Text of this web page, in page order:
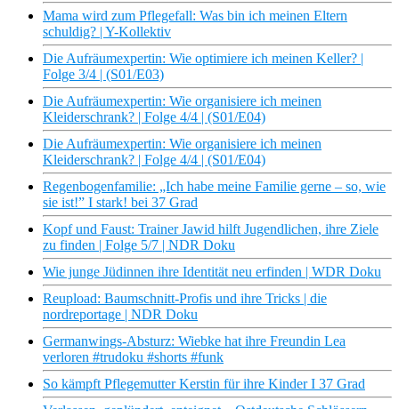
Mama wird zum Pflegefall: Was bin ich meinen Eltern
schuldig? | Y-Kollektiv
Die Aufräumexpertin: Wie optimiere ich meinen Keller? |
Folge 3/4 | (S01/E03)
Die Aufräumexpertin: Wie organisiere ich meinen
Kleiderschrank? | Folge 4/4 | (S01/E04)
Die Aufräumexpertin: Wie organisiere ich meinen
Kleiderschrank? | Folge 4/4 | (S01/E04)
Regenbogenfamilie: „Ich habe meine Familie gerne – so, wie
sie ist!” I stark! bei 37 Grad
Kopf und Faust: Trainer Jawid hilft Jugendlichen, ihre Ziele
zu finden | Folge 5/7 | NDR Doku
Wie junge Jüdinnen ihre Identität neu erfinden | WDR Doku
Reupload: Baumschnitt-Profis und ihre Tricks | die
nordreportage | NDR Doku
Germanwings-Absturz: Wiebke hat ihre Freundin Lea
verloren #trudoku #shorts #funk
So kämpft Pflegemutter Kerstin für ihre Kinder I 37 Grad